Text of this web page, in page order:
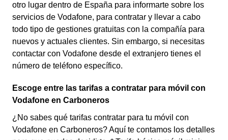
otro lugar dentro de España para informarte sobre los
servicios de Vodafone, para contratar y llevar a cabo
todo tipo de gestiones gratuitas con la compañía para
nuevos y actuales clientes. Sin embargo, si necesitas
contactar con Vodafone desde el extranjero tienes el
número de teléfono específico.
Escoge entre las tarifas a contratar para móvil con
Vodafone en Carboneros
¿No sabes qué tarifas contratar para tu móvil con
Vodafone en Carboneros? Aquí te contamos los detalles